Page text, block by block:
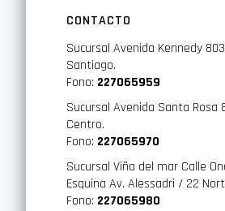
CONTACTO
Sucursal Avenida Kennedy
Santiago.
Fono: 227065959
Sucursal Avenida Santa Rosa
Centro.
Fono: 227065970
Sucursal Viña del mar Calle
Esquina Av. Alessadri / 22
Fono: 227065980